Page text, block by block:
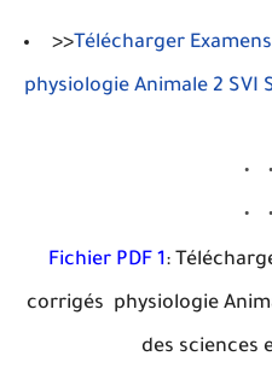
>>Télécharger
physiologie Animale 2 SVI
Fichier PDF 1:
corrigés physiologie
des sciences